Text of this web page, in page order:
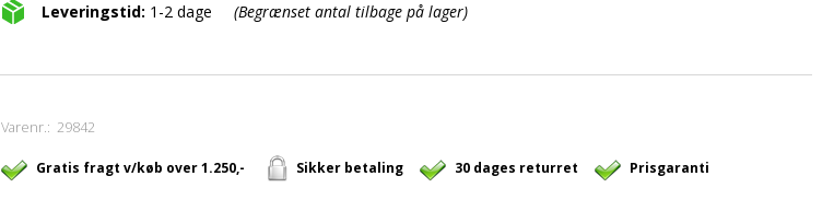
Leveringstid: 1-2 dage (Begrænset antal tilbage på lager)
Varenr.: 29842
Gratis fragt v/køb over 1.250,- Sikker betaling 30 dages returret Prisgaranti